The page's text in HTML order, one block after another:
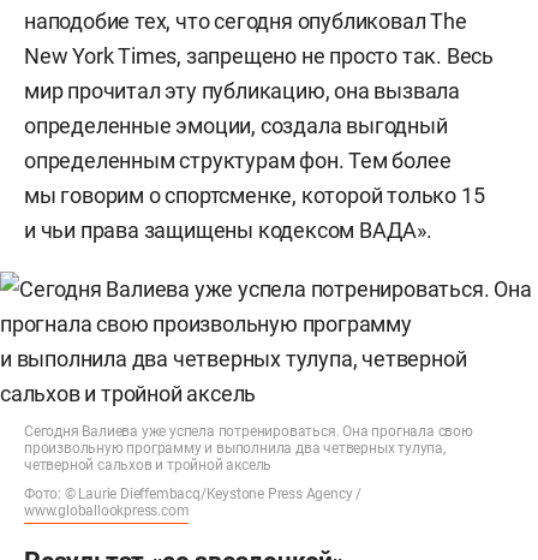
наподобие тех, что сегодня опубликовал The
New York Times, запрещено не просто так. Весь
мир прочитал эту публикацию, она вызвала
определенные эмоции, создала выгодный
определенным структурам фон. Тем более
мы говорим о спортсменке, которой только 15
и чьи права защищены кодексом ВАДА».
Сегодня Валиева уже успела потренироваться. Она прогнала свою
произвольную программу и выполнила два четверных тулупа,
четверной сальхов и тройной аксель
Фото: © Laurie Dieffembacq/Keystone Press Agency /
www.globallookpress.com